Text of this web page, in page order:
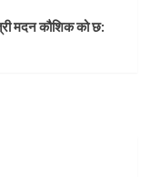
मदन कौशिक को छ: